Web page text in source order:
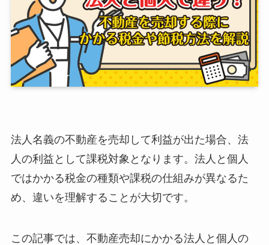
法人名義の不動産を売却して利益が出た場合、法
人の利益として課税対象となります。法人と個人
ではかかる税金の種類や課税の仕組みが異なるた
め、違いを理解することが大切です。
この記事では、不動産売却にかかる法人と個人の